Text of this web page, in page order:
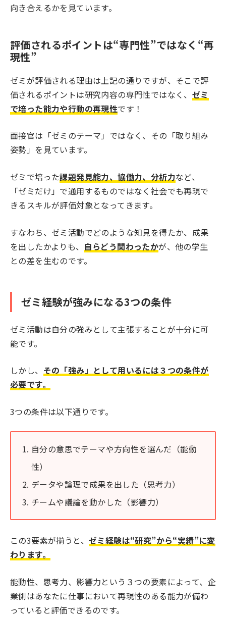
向き合えるかを見ています。
評価されるポイントは“専門性”ではなく“再
現性”
ゼミが評価される理由は上記の通りですが、そこで評
価されるポイントは研究内容の専門性ではなく、 ゼミ
で培った能力や行動の再現性です！
面接官は「ゼミのテーマ」ではなく、その「取り組み
姿勢」を見ています。
ゼミで培った課題発見能力、協働力、分析力など、
「ゼミだけ」で通用するものではなく社会でも再現で
きるスキルが評価対象となってきます。
すなわち、ゼミ活動でどのような知見を得たか、成果
を出したかよりも、 自らどう関わったかが、他の学生
との差を生むのです。
ゼミ経験が強みになる3つの条件
ゼミ活動は自分の強みとして主張することが十分に可
能です。
しかし、 その「強み」として用いるには３つの条件が
必要です。
3つの条件は以下通りです。
自分の意思でテーマや方向性を選んだ（能動
性）
データや論理で成果を出した（思考力）
チームや議論を動かした（影響力）
この3要素が揃うと、 ゼミ経験は“研究”から“実績”に変
わります。
能動性、思考力、影響力という３つの要素によって、企
業側はあなたに仕事において再現性のある能力が備わ
っていると評価できるのです。